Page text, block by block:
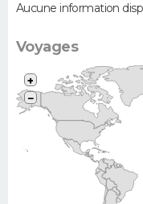
Aucune information
Voyages
+
−